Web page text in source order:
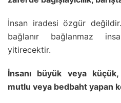
İnsan iradesi özgür
bağlanır bağlanmaz
yitirecektir.
İnsanı büyük veya küçük,
mutlu veya bedbaht yapan